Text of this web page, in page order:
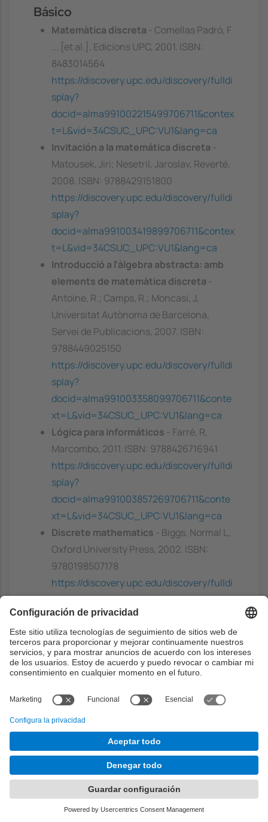
Básico
Matemàtica discreta
- Comellas Padró, F
... [et al.], Edicions UPC, 2001. ISBN:
8483014564
https://discovery.upc.edu/discovery/fulldi
splay?
docid=alma991002215499706711&contex
t=L&vid=34CSUC_UPC:VU1&lang=ca
Invitación a la matemática discreta
Matousek, Jiri; Nesetril, Jaroslav, Reverté,
2008. ISBN: 9788429151800
https://discovery.upc.edu/discovery/fulldi
splay?
docid=alma991003419899706711&contex
t=L&vid=34CSUC_UPC:VU1&lang=ca
Introducció a l'àlgebra abstracta: amb
elements de matemàtica discreta
Antoine, R.; Camps, R.; Moncasi, J,
Universitat Autònoma de Barcelona,
Servei de Publicacions, 2007. ISBN:
9788449025150
https://discovery.upc.edu/discovery/fulldi
splay?
docid=alma991003358099706711&conte
xt=L&vid=34CSUC_UPC:VU1&lang=ca
Lógica para informáticos
- Farré, R,
Marcombo, 2011. ISBN: 9788426716941
https://discovery.upc.edu/discovery/fulldi
splay?
docid=alma991003857269706711&conte
xt=L&vid=34CSUC_UPC:VU1&lang=ca
Discrete mathematics
- Biggs, Normal L,
Oxford University Press, 2002. ISBN:
9780198507178
https://discovery.upc.edu/discovery/fulldi
splay?
docid=alma991003169029706711&conte
xt=L&vid=34CSUC_UPC:VU1&lang=ca
Capacidades previas
Dominio de los conocimientos de
matemáticas de bachillerato y destreza en la
resolución de problemas.